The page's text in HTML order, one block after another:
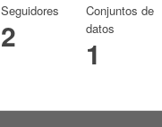
Seguidores
2
Conjuntos de
datos
1